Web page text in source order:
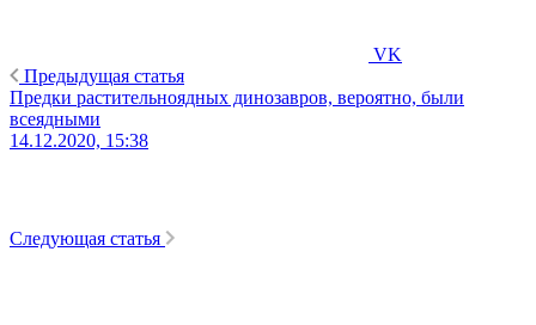
VK
Предыдущая статья
Предки растительноядных динозавров, вероятно, были
всеядными
14.12.2020, 15:38
Следующая статья